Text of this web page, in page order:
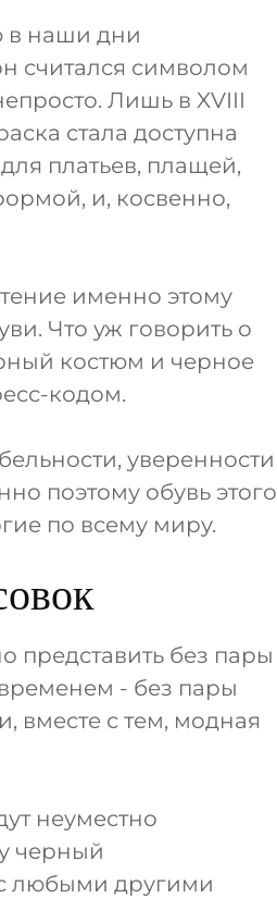
в наши дни
считался символом
Лишь в XVIII
стала доступна
платьев, плащей,
и, косвенно,
именно этому
Что уж говорить о
костюм и черное
кодом.
уверенности
поэтому обувь этого
по всему миру.
представить без пары
- без пары
вместе с тем, модная
неуместно
черный
с любыми другими